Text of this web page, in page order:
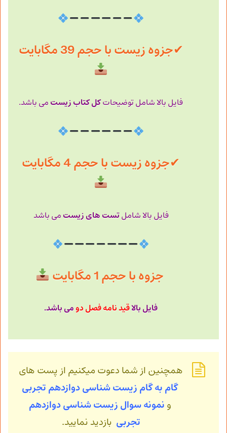
✔جزوه زیست با حجم 39 مگابایت
فایل بالا شامل توضیحاتکل کتاب زیست می باشد.
✔جزوه زیست با حجم 4 مگابایت
فایل بالا شاملتست های زیست می باشد
جزوه با حجم 1 مگابایت
فایل بالاقید نامه فصل دو می باشد.
همچنین از شما دعوت میکنیم از پست های
گام به گام زیست شناسی دوازدهم تجربی
و نمونه سوال زیست شناسیدوازدهم
تجربی بازدید نمایید.